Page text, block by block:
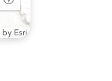
Start
tracking
location
by Esri